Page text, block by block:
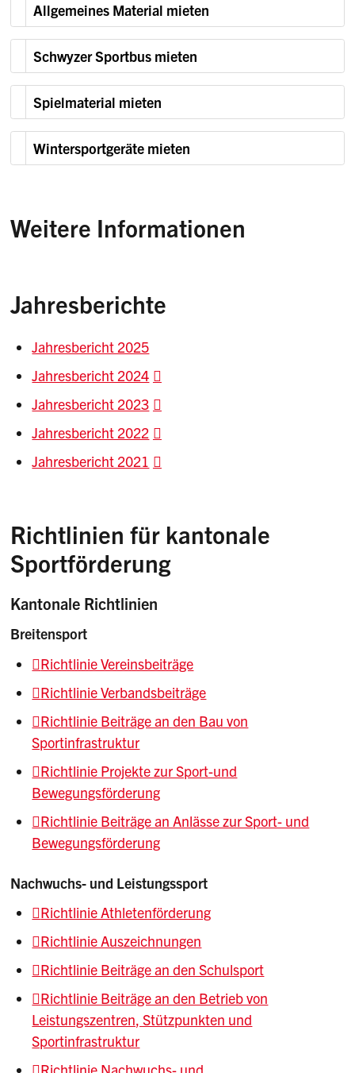
Allgemeines Material mieten
Schwyzer Sportbus mieten
Spielmaterial mieten
Wintersportgeräte mieten
Weitere Informationen
Jahresberichte
Jahresbericht 2025
Jahresbericht 2024
Jahresbericht 2023
Jahresbericht 2022
Jahresbericht 2021
Richtlinien für kantonale
Sportförderung
Kantonale Richtlinien
Breitensport
Richtlinie Vereinsbeiträge
Richtlinie Verbandsbeiträge
Richtlinie Beiträge an den Bau von
Sportinfrastruktur
Richtlinie Projekte zur Sport-und
Bewegungsförderung
Richtlinie Beiträge an Anlässe zur Sport- und
Bewegungsförderung
Nachwuchs- und Leistungssport
Richtlinie Athletenförderung
Richtlinie Auszeichnungen
Richtlinie Beiträge an den Schulsport
Richtlinie Beiträge an den Betrieb von
Leistungszentren, Stützpunkten und
Sportinfrastruktur